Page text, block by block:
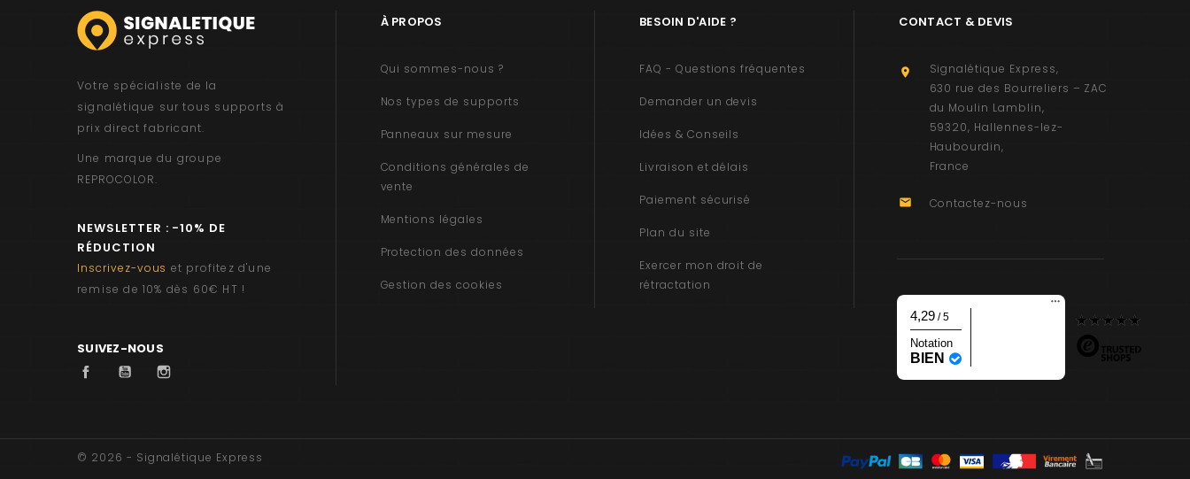
Votre spécialiste de la
signalétique sur tous supports à
prix direct fabricant.
Une marque du groupe
REPROCOLOR.
NEWSLETTER : -10% DE
RÉDUCTION
Inscrivez-vous et profitez d'une
remise de 10% dès 60€ HT !
SUIVEZ-NOUS
FacebookYouTube
À PROPOS
Qui sommes-nous ?
Nos types de supports
Panneaux sur mesure
Conditions générales de
vente
Mentions légales
Protection des données
Gestion des cookies
BESOIN D'AIDE ?
FAQ - Questions fréquentes
Demander un devis
Idées & Conseils
Livraison et délais
Paiement sécurisé
Plan du site
Exercer mon droit de
rétractation
CONTACT & DEVIS

Signalétique Express
630 rue des Bourreliers – ZAC
du Moulin Lamblin
59320 Hallennes-lez-
Haubourdin
France
 Contactez-nous
4,29 / 5
Notation
BIEN
© 2026 - Signalétique Express